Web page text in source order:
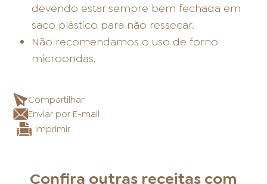
devendo estar sempre bem fechada em
saco plástico para não ressecar.
Não recomendamos o uso de forno
microondas.
Compartilhar
Enviar por E-mail
Imprimir
Confira outras receitas com